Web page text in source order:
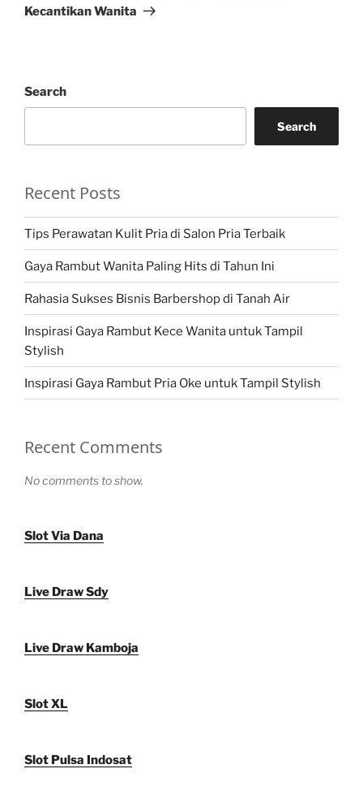
Kecantikan Wanita
Search
Search
Recent Posts
Tips Perawatan Kulit Pria di Salon Pria Terbaik
Gaya Rambut Wanita Paling Hits di Tahun Ini
Rahasia Sukses Bisnis Barbershop di Tanah Air
Inspirasi Gaya Rambut Kece Wanita untuk Tampil
Stylish
Inspirasi Gaya Rambut Pria Oke untuk Tampil Stylish
Recent Comments
No comments to show.
Slot Via Dana
Live Draw Sdy
Live Draw Kamboja
Slot XL
Slot Pulsa Indosat